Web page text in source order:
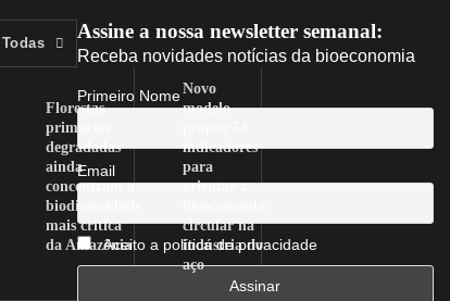
Todas
Florestas
primárias
degradadas
ainda
concentram a
biodiversidade
mais crítica
da Amazônia
Novo
modelo
indicadores
para
orientar a
circular na
indústria do
aço
Assine a nossa newsletter semanal:
Receba novidades notícias da bioeconomia
Primeiro Nome
Email
Aceito a política de privacidade